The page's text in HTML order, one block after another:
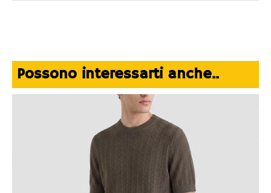
Possono interessarti anche..